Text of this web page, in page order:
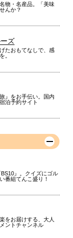
物・名産品。「美味
んか？
ズ
たおもてなしで、感
。
』をお手伝い。国内
泊予約サイト
』。クイズにゴル
番組てんこ盛り！
をお届けする、大人
ントチャンネル